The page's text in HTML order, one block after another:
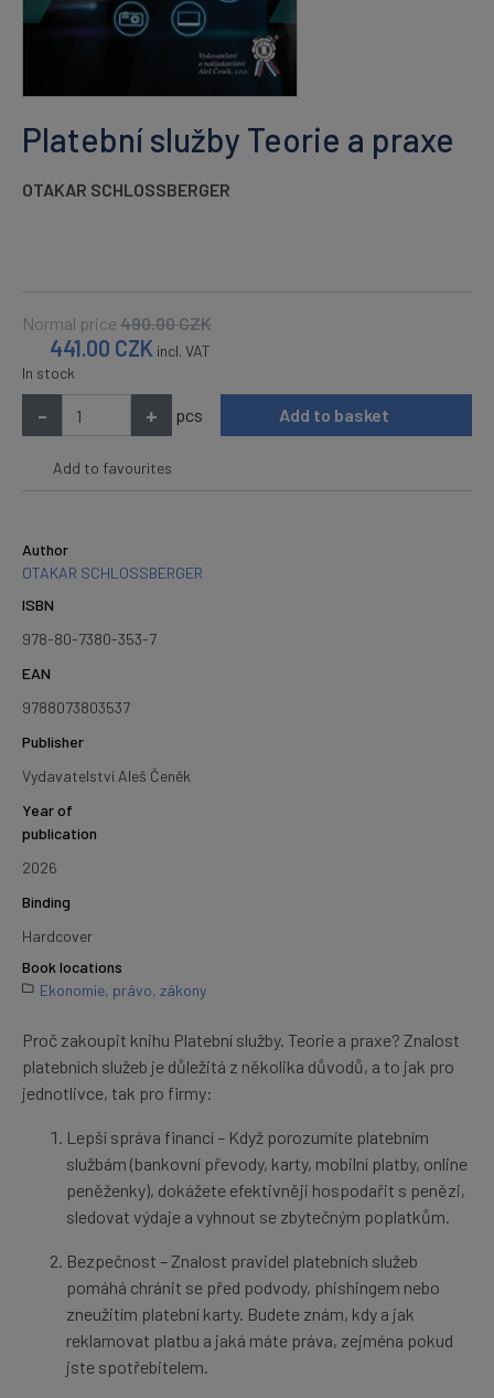
Platební služby Teorie a praxe
OTAKAR SCHLOSSBERGER
Normal price 490.00CZK
441.00 CZK incl. VAT
In stock
- + pcs Add to basket
Add to favourites
Author
OTAKAR SCHLOSSBERGER
ISBN
978-80-7380-353-7
EAN
9788073803537
Publisher
Vydavatelství Aleš Čeněk
Year of
publication
2026
Binding
Hardcover
Book locations
Ekonomie, právo, zákony
Proč zakoupit knihu Platební služby. Teorie a praxe? Znalost
platebních služeb je důležitá z několika důvodů, a to jak pro
jednotlivce, tak pro firmy:
Lepší správa financí – Když porozumíte platebním
službám (bankovní převody, karty, mobilní platby, online
peněženky), dokážete efektivněji hospodařit s penězi,
sledovat výdaje a vyhnout se zbytečným poplatkům.
Bezpečnost – Znalost pravidel platebních služeb
pomáhá chránit se před podvody, phishingem nebo
zneužitím platební karty. Budete znám, kdy a jak
reklamovat platbu a jaká máte práva, zejména pokud
jste spotřebitelem.